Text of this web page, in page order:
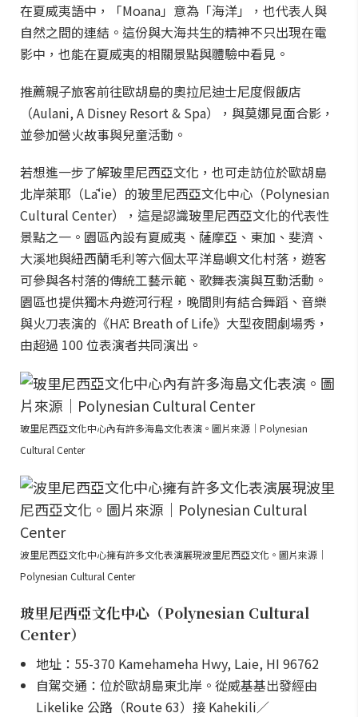
在夏威夷語中，「Moana」意為「海洋」，也代表人與
自然之間的連結。這份與大海共生的精神不只出現在電
影中，也能在夏威夷的相關景點與體驗中看見。
推薦親子旅客前往歐胡島的奧拉尼迪士尼度假飯店
（Aulani, A Disney Resort & Spa），與莫娜見面合影，
並參加營火故事與兒童活動。
若想進一步了解玻里尼西亞文化，也可走訪位於歐胡島
北岸萊耶（Lāʻie）的玻里尼西亞文化中心（Polynesian
Cultural Center），這是認識玻里尼西亞文化的代表性
景點之一。園區內設有夏威夷、薩摩亞、東加、斐濟、
大溪地與紐西蘭毛利等六個太平洋島嶼文化村落，遊客
可參與各村落的傳統工藝示範、歌舞表演與互動活動。
園區也提供獨木舟遊河行程，晚間則有結合舞蹈、音樂
與火刀表演的《HĀ: Breath of Life》大型夜間劇場秀，
由超過 100 位表演者共同演出。
玻里尼西亞文化中心內有許多海島文化表演。圖片來源｜Polynesian
Cultural Center
波里尼西亞文化中心擁有許多文化表演展現波里尼西亞文化。圖片來源｜
Polynesian Cultural Center
玻里尼西亞文化中心（Polynesian Cultural
Center）
地址：55-370 Kamehameha Hwy, Laie, HI 96762
自駕交通：位於歐胡島東北岸。從威基基出發經由
Likelike 公路（Route 63）接 Kahekili／